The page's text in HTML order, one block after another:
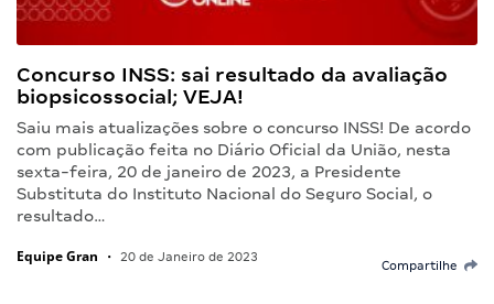
Concurso INSS: sai resultado da avaliação
biopsicossocial; VEJA!
Saiu mais atualizações sobre o concurso INSS! De acordo
com publicação feita no Diário Oficial da União, nesta
sexta-feira, 20 de janeiro de 2023, a Presidente
Substituta do Instituto Nacional do Seguro Social, o
resultado…
Equipe Gran • 20 de Janeiro de 2023
Compartilhe